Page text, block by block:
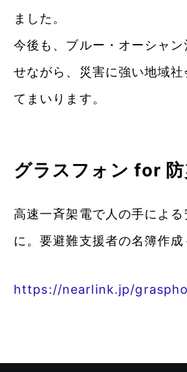
ました。
今後も、ブルー・オーシャ
せながら、災害に強い地域社
てまいります。
グラスフォン for 防
高速一斉架電で人の手による
に。要避難支援者の名簿作成
https://nearlink.jp/